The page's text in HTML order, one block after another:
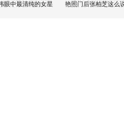
眼中最清纯的女星 艳照门后张柏芝这么